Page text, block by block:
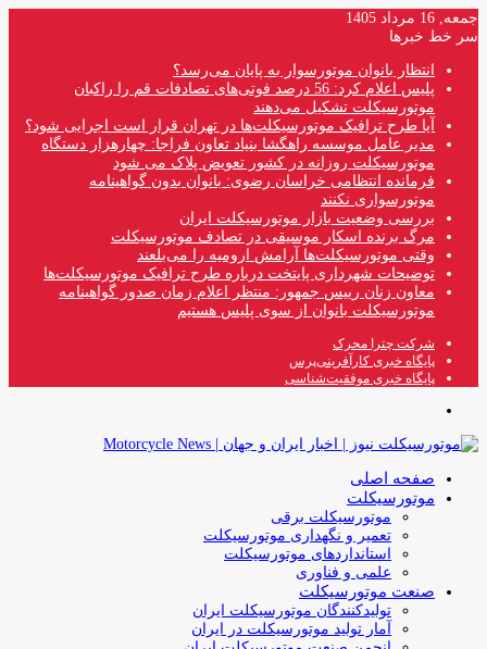
جمعه, 16 مرداد 1405
سر خط خبرها
انتظار بانوان موتورسوار به پایان می‌رسد؟
پلیس اعلام کرد: 56 درصد فوتی‌های تصادفات قم را راکبان
موتورسیکلت تشکیل می‌دهند
آیا طرح ترافیک موتورسیکلت‌ها در تهران قرار است اجرایی شود؟
مدیر عامل موسسه راهگشا بنیاد تعاون فراجا: چهارهزار دستگاه
موتورسیکلت روزانه در کشور تعویض پلاک می شود
فرمانده انتظامی خراسان رضوی: بانوان بدون گواهینامه
موتورسواری نکنند
بررسی وضعیت بازار موتورسیکلت ایران
مرگ برنده اسکار موسیقی در تصادف موتورسیکلت
وقتی موتورسیکلت‌ها آرامش ارومیه را می‌بلعند
توضیحات شهرداری پایتخت درباره طرح ترافیک موتورسیکلت‌ها
معاون زنان رییس جمهور: منتظر اعلام زمان صدور گواهینامه
موتورسیکلت بانوان از سوی پلیس هستیم
شرکت چترا محرک
پایگاه خبری کارآفرینی‌پرس
پایگاه خبری موفقیت‌شناسی
صفحه اصلی
موتورسیکلت
موتورسیکلت برقی
تعمیر و نگهداری موتورسیکلت
استانداردهای موتورسیکلت
علمی و فناوری
صنعت موتورسیکلت
تولیدکنندگان موتورسیکلت ایران
آمار تولید موتورسیکلت در ایران